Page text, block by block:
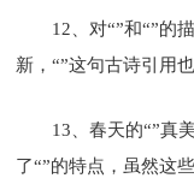
12、对“”和“”的
新，“”这句古诗引用
13、春天的“”真
了“”的特点，虽然这